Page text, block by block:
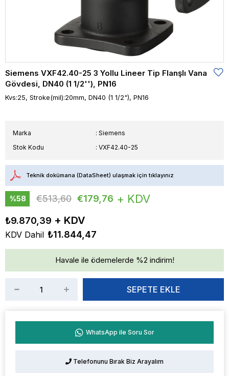
Siemens VXF42.40-25 3 Yollu Lineer Tip Flanşlı Vana
Gövdesi, DN40 (1 1/2''), PN16
Kvs:25, Stroke(mil):20mm, DN40 (1 1/2"), PN16
Marka : Siemens
Stok Kodu
VXF42.40-25
Teknik dokümana (DataSheet) ulaşmak için tıklayınız
%58
€513,60 €179,76 + KDV
₺9.870,39
KDV Dahil ₺11.844,47
Havale ile ödemelerde %2 indirim!
WhatsApp ile Soru Sor
Telefonunu Bırak Biz Arayalım